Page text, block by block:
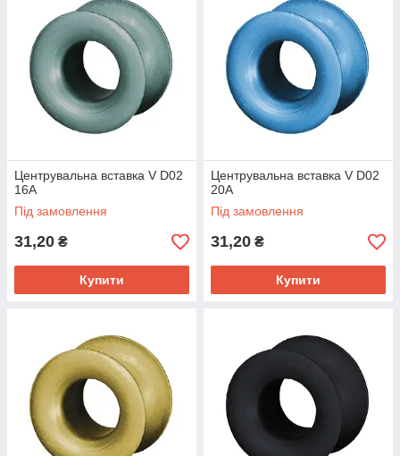
Центрувальна вставка V D02
16A
Під замовлення
31,20 ₴
Купити
Центрувальна вставка V D02
20A
Під замовлення
31,20 ₴
Купити